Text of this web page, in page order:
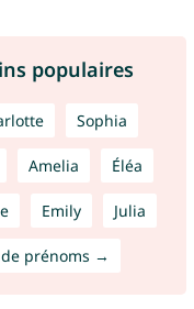
populaires
Sophia
Amelia Éléa
Emily Julia
de prénoms →